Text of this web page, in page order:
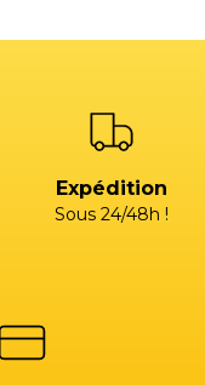
Expédition
Sous 24/48h !